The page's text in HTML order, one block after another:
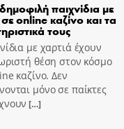
παιχνίδια με
online καζίνο και τα
τους
με χαρτιά έχουν
θέση στον κόσμο
καζίνο. Δεν
μόνο σε παίκτες
[…]